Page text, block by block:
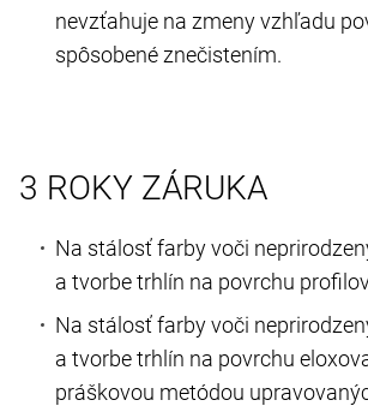
nevzťahuje na zmeny vzhľadu
spôsobené znečistením.
3 ROKY ZÁRUKA
Na stálosť farby voči
a tvorbe trhlín na povrchu
Na stálosť farby voči
a tvorbe trhlín na povrchu
práškovou metódou